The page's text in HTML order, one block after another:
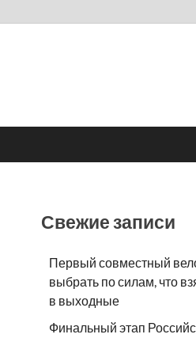
Свежие записи
Первый совместный
выбрать по силам, что
в выходные
Финальный этап